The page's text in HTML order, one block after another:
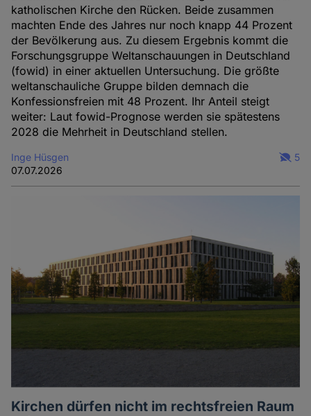
katholischen Kirche den Rücken. Beide zusammen
machten Ende des Jahres nur noch knapp 44 Prozent
der Bevölkerung aus. Zu diesem Ergebnis kommt die
Forschungsgruppe Weltanschauungen in Deutschland
(fowid) in einer aktuellen Untersuchung. Die größte
weltanschauliche Gruppe bilden demnach die
Konfessionsfreien mit 48 Prozent. Ihr Anteil steigt
weiter: Laut fowid-Prognose werden sie spätestens
2028 die Mehrheit in Deutschland stellen.
Inge Hüsgen
07.07.2026
5
Kirchen dürfen nicht im rechtsfreien Raum